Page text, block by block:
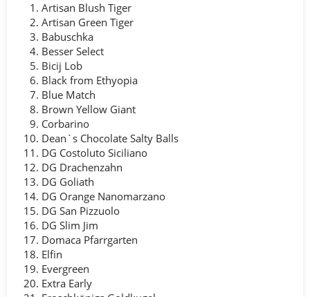
Artisan Blush Tiger
Artisan Green Tiger
Babuschka
Besser Select
Bicij Lob
Black from Ethyopia
Blue Match
Brown Yellow Giant
Corbarino
Dean`s Chocolate Salty Balls
DG Costoluto Siciliano
DG Drachenzahn
DG Goliath
DG Orange Nanomarzano
DG San Pizzuolo
DG Slim Jim
Domaca Pfarrgarten
Elfin
Evergreen
Extra Early